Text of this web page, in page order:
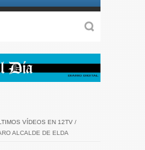
VÍDEOS EN 12TV /
ALCALDE DE ELDA